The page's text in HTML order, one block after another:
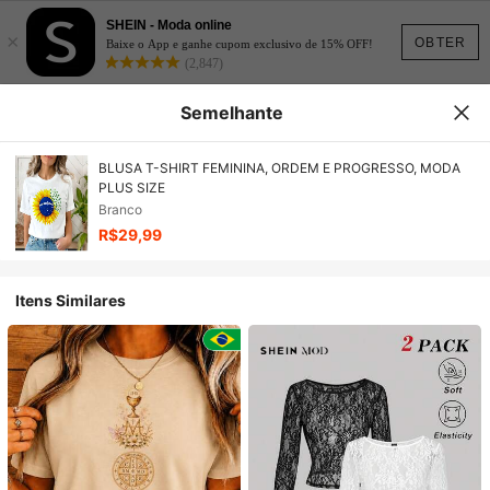
OBTER
×
SHEIN - Moda online
Baixe o App e ganhe cupom exclusivo de 15% OFF!
(2,847)
Semelhante
BLUSA T-SHIRT FEMININA, ORDEM E PROGRESSO, MODA
PLUS SIZE
Branco
R$29,99
Itens Similares